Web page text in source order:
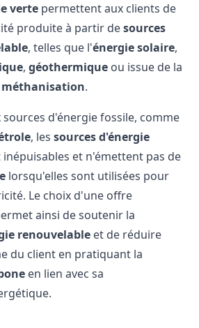
verte permettent aux clients de
produite à partir desources
, telles que l'énergie solaire,
, géothermique ou issue de la
méthanisation.
d'énergie fossile, comme
, les sources d'énergie
et n'émettent pas de
lorsqu'elles sont utilisées pour
Le choix d'une offre
ainsi de soutenir la
renouvelable et de réduire
du client en pratiquant la
en lien avec sa